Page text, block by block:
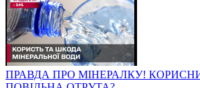
ПРАВДА ПРО МІНЕРАЛКУ!